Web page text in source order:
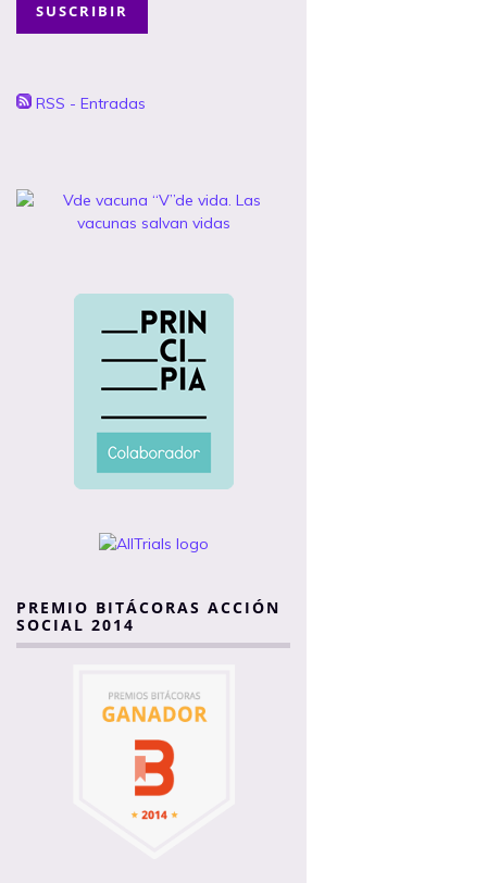
SUSCRIBIR
RSS - Entradas
PREMIO BITÁCORAS ACCIÓN
SOCIAL 2014